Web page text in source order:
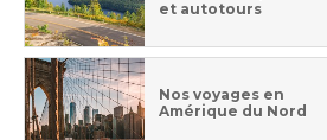
et autotours
Nos voyages en
Amérique du Nord